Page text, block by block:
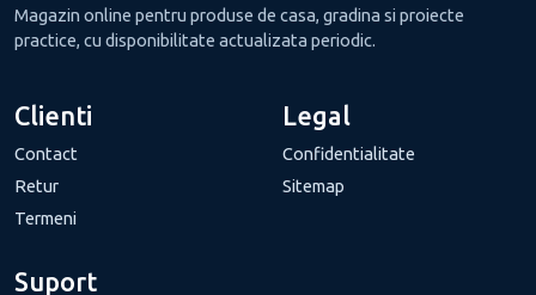
Magazin online pentru produse de casa, gradina si proiecte
practice, cu disponibilitate actualizata periodic.
Clienti
Contact
Retur
Termeni
Legal
Confidentialitate
Sitemap
Suport